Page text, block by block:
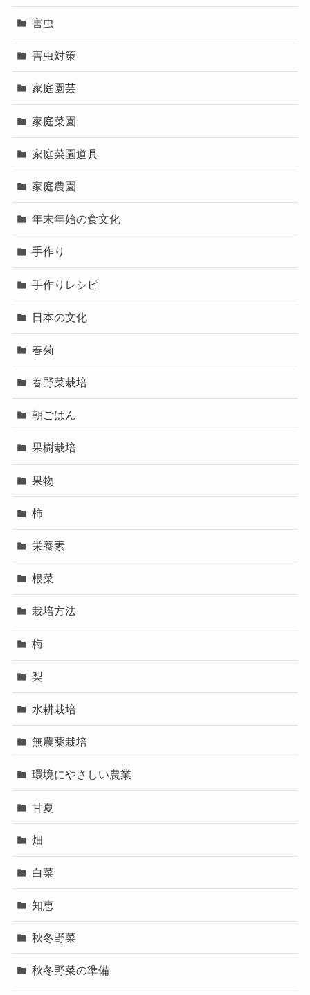
害虫
害虫対策
家庭園芸
家庭菜園
家庭菜園道具
家庭農園
年末年始の食文化
手作り
手作りレシピ
日本の文化
春菊
春野菜栽培
朝ごはん
果樹栽培
果物
柿
栄養素
根菜
栽培方法
梅
梨
水耕栽培
無農薬栽培
環境にやさしい農業
甘夏
畑
白菜
知恵
秋冬野菜
秋冬野菜の準備